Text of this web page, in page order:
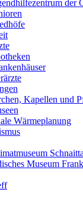
der
Kapellen und
Wärmeplanung
Museum